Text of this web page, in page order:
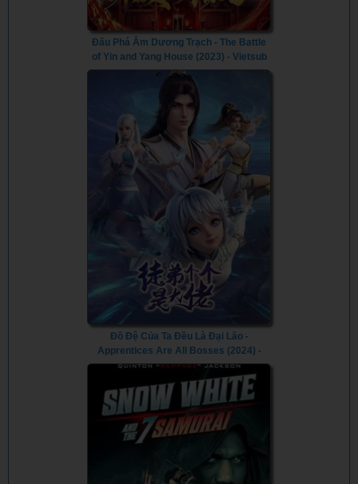
Đấu Phá Âm Dương Trạch - The Battle
of Yin and Yang House (2023) - Vietsub
Đồ Đệ Của Ta Đều Là Đại Lão -
Apprentices Are All Bosses (2024) -
Vietsub